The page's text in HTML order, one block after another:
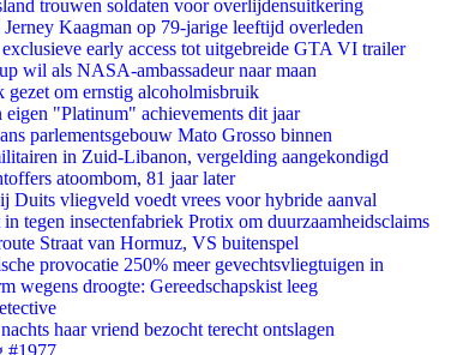
trouwen soldaten voor overlijdensuitkering
Kaagman op 79-jarige leeftijd overleden
early access tot uitgebreide GTA VI trailer
wil als NASA-ambassadeur naar maan
gezet om ernstig alcoholmisbruik
"Platinum" achievements dit jaar
parlementsgebouw Mato Grosso binnen
in Zuid-Libanon, vergelding aangekondigd
atoombom, 81 jaar later
Duits vliegveld voedt vrees voor hybride aanval
tegen insectenfabriek Protix om duurzaamheidsclaims
Straat van Hormuz, VS buitenspel
provocatie 250% meer gevechtsvliegtuigen in
wegens droogte: Gereedschapskist leeg
haar vriend bezocht terecht ontslagen
#1977